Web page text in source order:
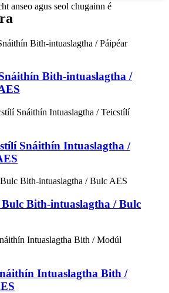
anseo agus seol chugainn é
Bith-intuaslagtha /
Snáithín Intuaslagtha /
Bith-intuaslagtha / Bulc
Intuaslagtha Bith /